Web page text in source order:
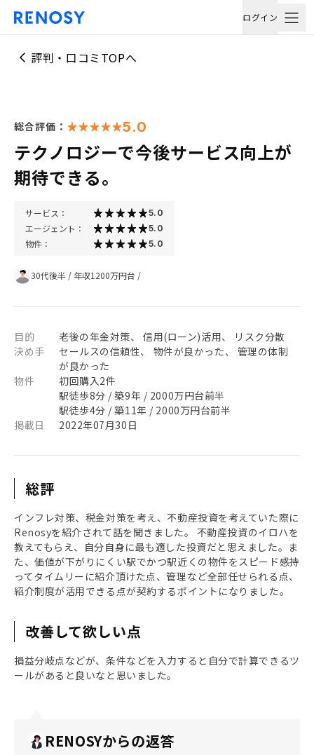
ログイン
評判・口コミTOPへ
総合評価： 5.0
テクノロジーで今後サービス向上が
期待できる。
サービス： 5.0
エージェント： 5.0
物件： 5.0
30代後半 / 年収1200万円台 /
目的
老後の年金対策、 信用(ローン)活用、 リスク分散
決め手
セールスの信頼性、 物件が良かった、 管理の体制
が良かった
物件
初回購入2件
駅徒歩8分 / 築9年 / 2000万円台前半
駅徒歩4分 / 築11年 / 2000万円台前半
掲載日
2022年07月30日
総評
インフレ対策、税金対策を考え、不動産投資を考えていた際に
Renosyを紹介されて話を聞きました。 不動産投資のイロハを
教えてもらえ、自分自身に最も適した投資だと思えました。ま
た、価値が下がりにくい駅でかつ駅近くの物件をスピード感持
ってタイムリーに紹介頂けた点、管理など全部任せられる点、
紹介制度が活用できる点が契約するポイントになりました。
改善して欲しい点
損益分岐点などが、条件などを入力すると自分で計算できるツ
ールがあると良いなと思いました。
RENOSYからの返答